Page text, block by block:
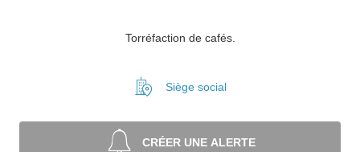
Torréfaction de cafés.
Siège social
CRÉER UNE ALERTE